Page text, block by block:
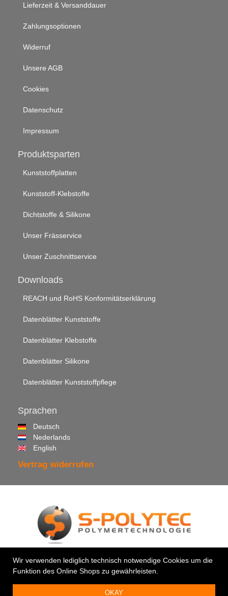
Lieferzeit & Versanddauer
Zahlungsoptionen
Widerruf
Unsere AGB
Cookies
Datenschutz
Impressum
Produktsparten
Kunststoffplatten
Kunststoff-Klebstoffe
Dichtstoffe & Silikone
Unser Frässervice
Unser Zuschnittservice
Downloads
REACH und RoHS Konformitätserklärung
Datenblätter Kunststoffe
Datenblätter Klebstoffe
Datenblätter Silikone
Datenblätter Kunststoffpflege
Sprachen
Deutsch
Nederlands
English
Vertrag widerrufen
© 2026 •S-Polytec GmbH
Ihr Profi für Kunststoffe & Klebstoffe
Wir verwenden lediglich technisch notwendige Cookies um die
Funktion des Online Shops zu gewährleisten.
OKAY